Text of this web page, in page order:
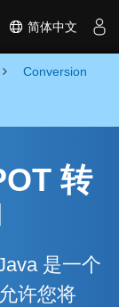
简体中文
Conversion
转
是一个
许您将